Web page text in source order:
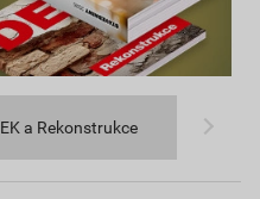
a Rekonstrukce